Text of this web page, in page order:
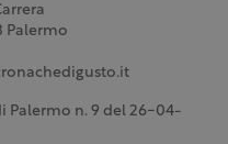
Palermo
Palermo n. 9 del 26-04-